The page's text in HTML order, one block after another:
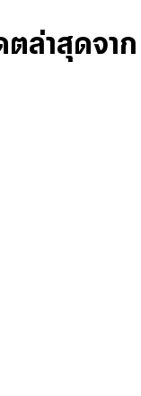
ล่าสุดจาก